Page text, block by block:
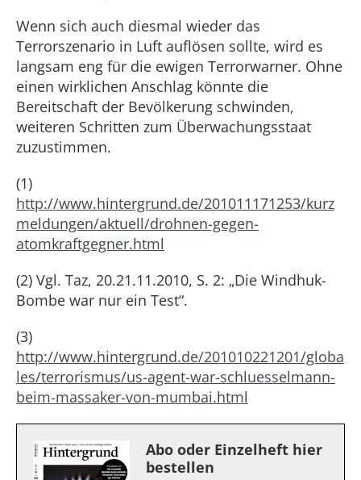
Wenn sich auch diesmal wieder das
Terrorszenario in Luft auflösen sollte, wird es
langsam eng für die ewigen Terrorwarner. Ohne
einen wirklichen Anschlag könnte die
Bereitschaft der Bevölkerung schwinden,
weiteren Schritten zum Überwachungsstaat
zuzustimmen.
(1)
http://www.hintergrund.de/201011171253/kurz
meldungen/aktuell/drohnen-gegen-
atomkraftgegner.html
(2) Vgl. Taz, 20.21.11.2010, S. 2: „Die Windhuk-
Bombe war nur ein Test“.
(3)
http://www.hintergrund.de/201010221201/globa
les/terrorismus/us-agent-war-schluesselmann-
beim-massaker-von-mumbai.html
Abo oder Einzelheft hier
bestellen